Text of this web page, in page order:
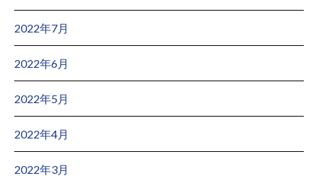
2022年7月
2022年6月
2022年5月
2022年4月
2022年3月